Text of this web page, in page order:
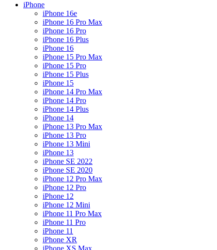
iPhone
iPhone 16e
iPhone 16 Pro Max
iPhone 16 Pro
iPhone 16 Plus
iPhone 16
iPhone 15 Pro Max
iPhone 15 Pro
iPhone 15 Plus
iPhone 15
iPhone 14 Pro Max
iPhone 14 Pro
iPhone 14 Plus
iPhone 14
iPhone 13 Pro Max
iPhone 13 Pro
iPhone 13 Mini
iPhone 13
iPhone SE 2022
iPhone SE 2020
iPhone 12 Pro Max
iPhone 12 Pro
iPhone 12
iPhone 12 Mini
iPhone 11 Pro Max
iPhone 11 Pro
iPhone 11
iPhone XR
iPhone XS Max